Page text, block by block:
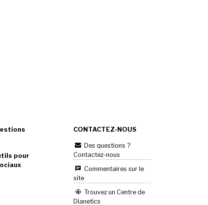
pour
CONTACTEZ-NOUS
Des questions ?
Contactez-nous
Commentaires sur le
site
Trouvez un Centre de
Dianetics